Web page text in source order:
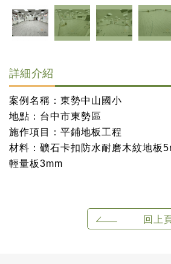
詳細介紹
案例名稱：東勢中山國小
地點：台中市東勢區
施作項目：平鋪地板工程
材料：礦石卡扣防水耐磨木紋地板
輕量板3mm
回上